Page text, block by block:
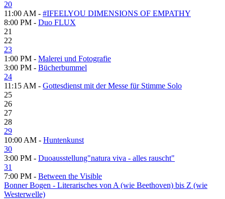
20
11:00 AM - #IFEELYOU DIMENSIONS OF EMPATHY
8:00 PM - Duo FLUX
21
22
23
1:00 PM - Malerei und Fotografie
3:00 PM - Bücherbummel
24
11:15 AM - Gottesdienst mit der Messe für Stimme Solo
25
26
27
28
29
10:00 AM - Huntenkunst
30
3:00 PM - Duoausstellung"natura viva - alles rauscht"
31
7:00 PM - Between the Visible
Bonner Bogen - Literarisches von A (wie Beethoven) bis Z (wie
Westerwelle)